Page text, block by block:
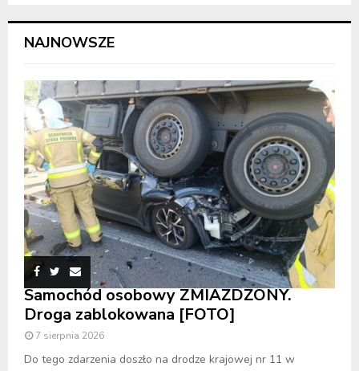
NAJNOWSZE
Samochód osobowy ZMIAŻDŻONY.
Droga zablokowana [FOTO]
7 sierpnia 2026
Do tego zdarzenia doszło na drodze krajowej nr 11 w